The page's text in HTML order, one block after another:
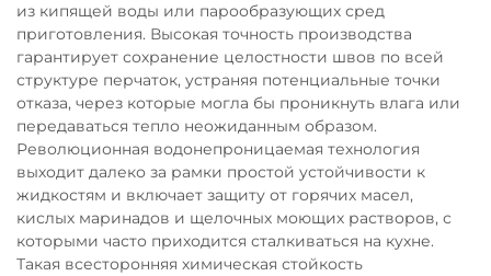
из кипящей воды или парообразующих сред
приготовления. Высокая точность производства
гарантирует сохранение целостности швов по всей
структуре перчаток, устраняя потенциальные точки
отказа, через которые могла бы проникнуть влага или
передаваться тепло неожиданным образом.
Революционная водонепроницаемая технология
выходит далеко за рамки простой устойчивости к
жидкостям и включает защиту от горячих масел,
кислых маринадов и щелочных моющих растворов, с
которыми часто приходится сталкиваться на кухне.
Такая всесторонняя химическая стойкость